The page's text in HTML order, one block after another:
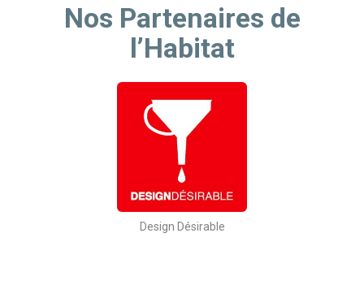
Nos Partenaires de
l’Habitat
Design Désirable